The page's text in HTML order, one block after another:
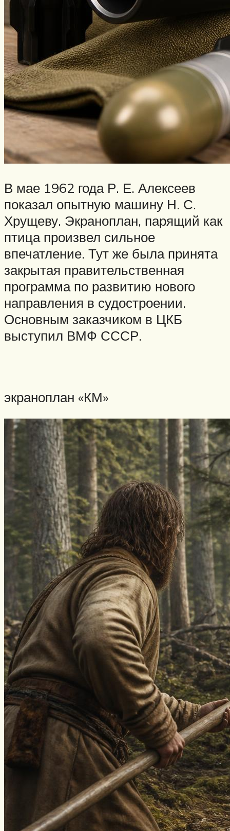
В мае 1962 года Р. Е. Алексеев
показал опытную машину Н. С.
Хрущеву. Экраноплан, парящий как
птица произвел сильное
впечатление. Тут же была принята
закрытая правительственная
программа по развитию нового
направления в судостроении.
Основным заказчиком в ЦКБ
выступил ВМФ СССР.
экраноплан «КМ»